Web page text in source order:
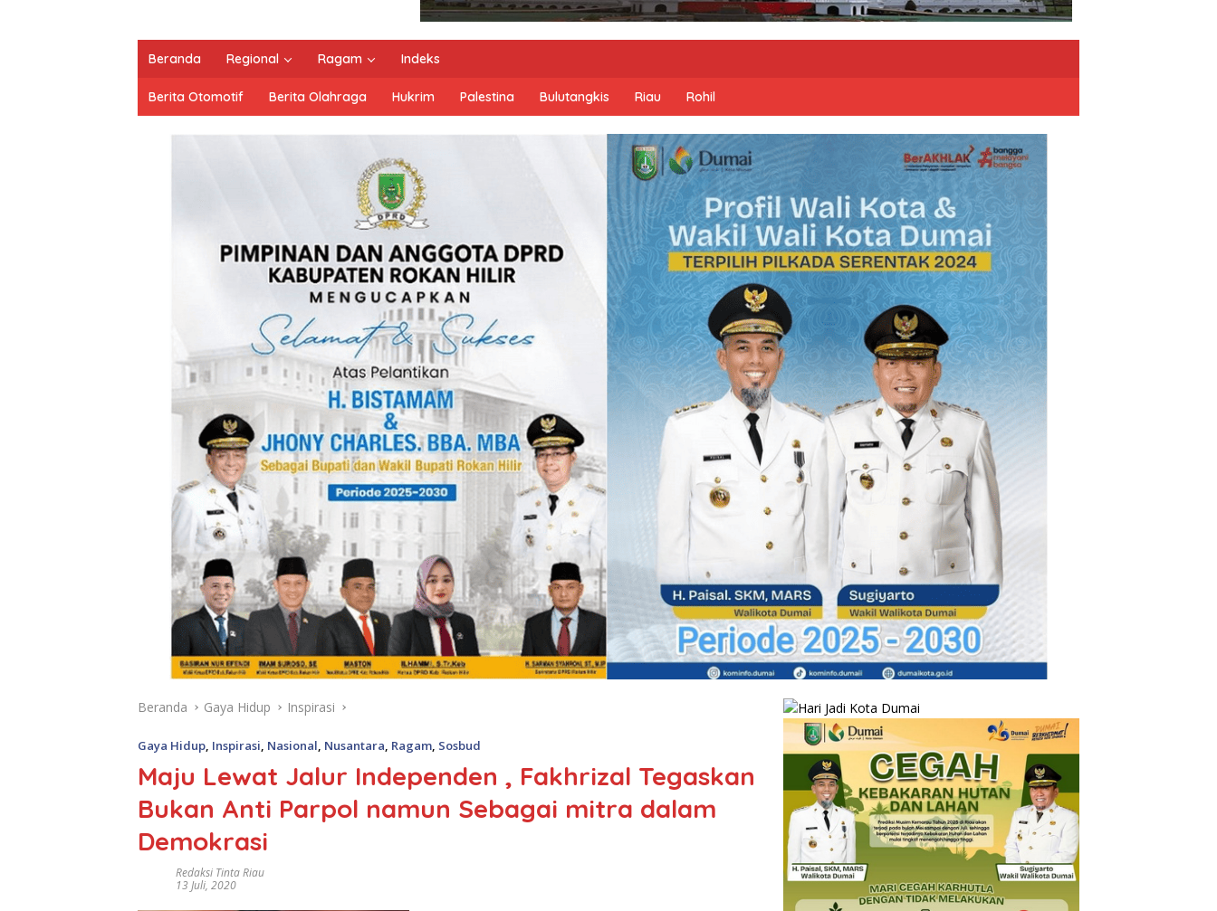
Beranda Regional Ragam Indeks
Berita Otomotif Berita Olahraga Hukrim Palestina Bulutangkis Riau Rohil
Beranda Gaya Hidup Inspirasi
Gaya Hidup, Inspirasi, Nasional, Nusantara, Ragam, Sosbud
Maju Lewat Jalur Independen , Fakhrizal Tegaskan
Bukan Anti Parpol namun Sebagai mitra dalam
Demokrasi
Redaksi Tinta Riau
13 Juli, 2020